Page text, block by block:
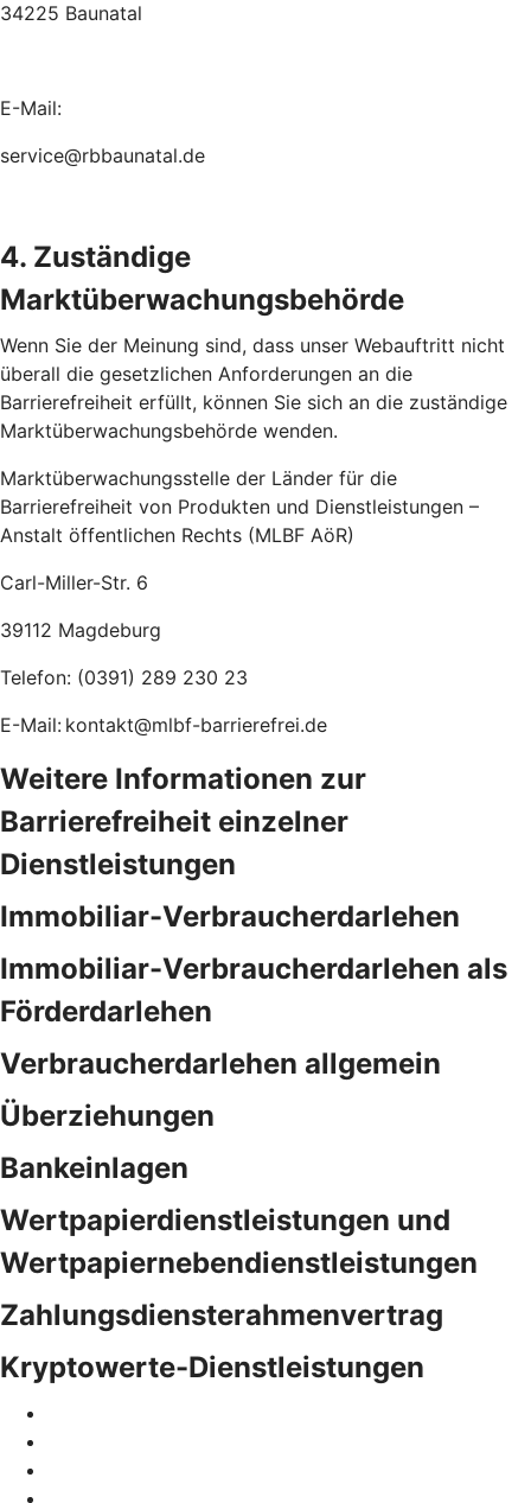
34225 Baunatal
E-Mail:
service@rbbaunatal.de
4. Zuständige
Marktüberwachungsbehörde
Wenn Sie der Meinung sind, dass unser Webauftritt nicht
überall die gesetzlichen Anforderungen an die
Barrierefreiheit erfüllt, können Sie sich an die zuständige
Marktüberwachungsbehörde wenden.
Marktüberwachungsstelle der Länder für die
Barrierefreiheit von Produkten und Dienstleistungen –
Anstalt öffentlichen Rechts (MLBF AöR)
Carl-Miller-Str. 6
39112 Magdeburg
Telefon: (0391) 289 230 23
E-Mail: kontakt@mlbf-barrierefrei.de
Weitere Informationen zur
Barrierefreiheit einzelner
Dienstleistungen
Immobiliar-Verbraucherdarlehen
Immobiliar-Verbraucherdarlehen als
Förderdarlehen
Verbraucherdarlehen allgemein
Überziehungen
Bankeinlagen
Wertpapierdienstleistungen und
Wertpapiernebendienstleistungen
Zahlungsdiensterahmenvertrag
Kryptowerte-Dienstleistungen